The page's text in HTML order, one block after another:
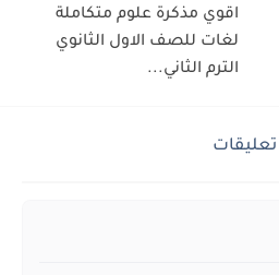
اقوي مذكرة علوم متكاملة
لغات للصف الاول الثانوي
الترم الثاني...
تعليقات